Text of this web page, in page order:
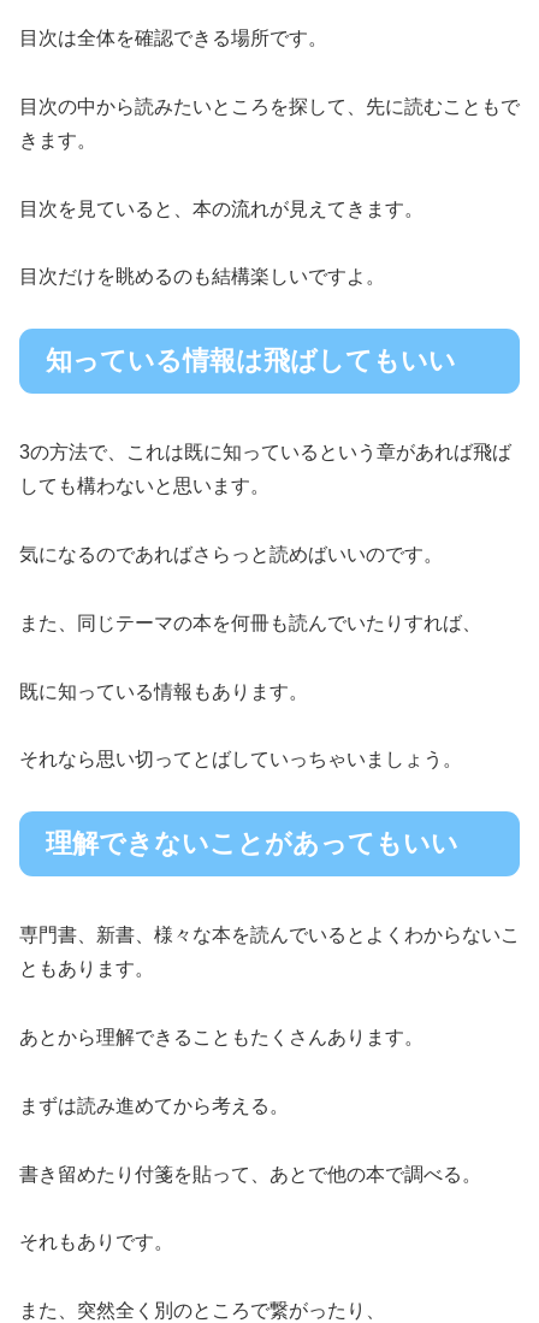
目次は全体を確認できる場所です。
目次の中から読みたいところを探して、先に読むこともで
きます。
目次を見ていると、本の流れが見えてきます。
目次だけを眺めるのも結構楽しいですよ。
知っている情報は飛ばしてもいい
3の方法で、これは既に知っているという章があれば飛ば
しても構わないと思います。
気になるのであればさらっと読めばいいのです。
また、同じテーマの本を何冊も読んでいたりすれば、
既に知っている情報もあります。
それなら思い切ってとばしていっちゃいましょう。
理解できないことがあってもいい
専門書、新書、様々な本を読んでいるとよくわからないこ
ともあります。
あとから理解できることもたくさんあります。
まずは読み進めてから考える。
書き留めたり付箋を貼って、あとで他の本で調べる。
それもありです。
また、突然全く別のところで繋がったり、